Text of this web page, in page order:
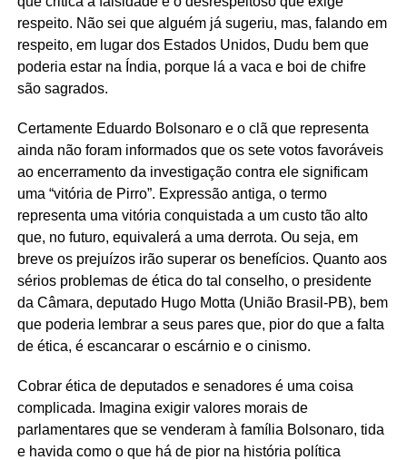
respeito. Não sei que alguém já sugeriu, mas, falando em
respeito, em lugar dos Estados Unidos, Dudu bem que
poderia estar na Índia, porque lá a vaca e boi de chifre
são sagrados.
Certamente Eduardo Bolsonaro e o clã que representa
ainda não foram informados que os sete votos favoráveis
ao encerramento da investigação contra ele significam
uma “vitória de Pirro”. Expressão antiga, o termo
representa uma vitória conquistada a um custo tão alto
que, no futuro, equivalerá a uma derrota. Ou seja, em
breve os prejuízos irão superar os benefícios. Quanto aos
sérios problemas de ética do tal conselho, o presidente
da Câmara, deputado Hugo Motta (União Brasil-PB), bem
que poderia lembrar a seus pares que, pior do que a falta
de ética, é escancarar o escárnio e o cinismo.
Cobrar ética de deputados e senadores é uma coisa
complicada. Imagina exigir valores morais de
parlamentares que se venderam à família Bolsonaro, tida
e havida como o que há de pior na história política